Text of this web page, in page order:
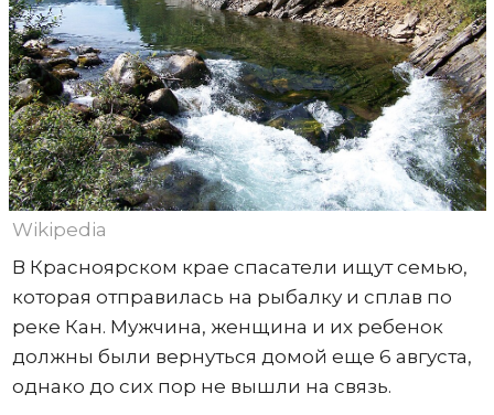
Wikipedia
В Красноярском крае спасатели ищут семью,
которая отправилась на рыбалку и сплав по
реке Кан. Мужчина, женщина и их ребенок
должны были вернуться домой еще 6 августа,
однако до сих пор не вышли на связь.